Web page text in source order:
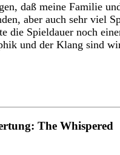
daß meine Familie
aber auch sehr viel
die Spieldauer noch
und der Klang sind
The Whispered